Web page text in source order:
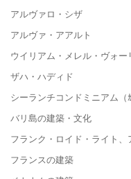
アルヴァロ・シザ
アルヴァ・アアルト
ウイリアム・メレル・ヴォー
ザハ・ハディド
シーランチコンドミニアム（
バリ島の建築・文化
フランク・ロイド・ライト
フランスの建築